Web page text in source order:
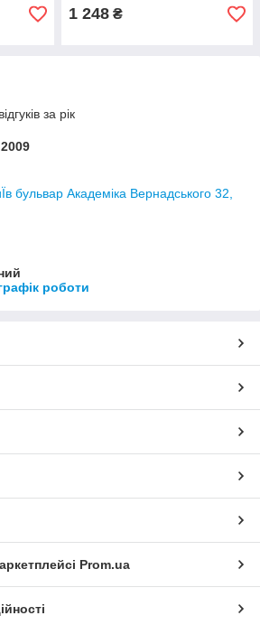
1 248 ₴
за рік
бульвар Академіка Вернадського 32,
роботи
Prom.ua